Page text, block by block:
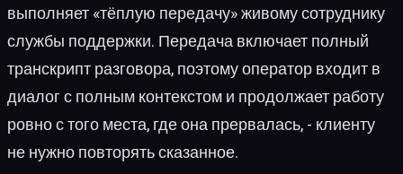
выполняет «тёплую передачу» живому сотруднику
службы поддержки. Передача включает полный
транскрипт разговора, поэтому оператор входит в
диалог с полным контекстом и продолжает работу
ровно с того места, где она прервалась, - клиенту
не нужно повторять сказанное.